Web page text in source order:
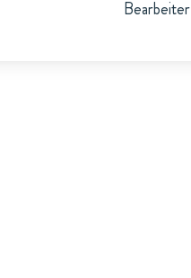
Bearbeiter